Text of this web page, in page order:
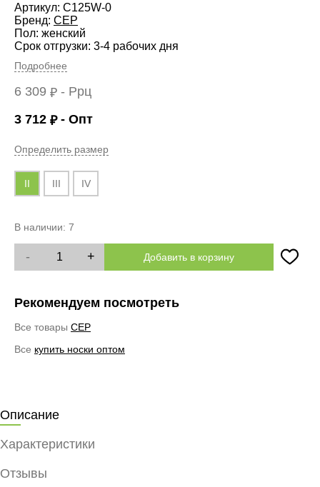
Артикул: C125W-0
Бренд: CEP
Пол: женский
Срок отгрузки: 3-4 рабочих дня
Подробнее
6 309 ₽ - Ррц
3 712 ₽- Опт
Определить размер
II III IV
В наличии: 7
- + Добавить в корзину
Рекомендуем посмотреть
Все товары CEP
Все купить носки оптом
Описание
Характеристики
Отзывы